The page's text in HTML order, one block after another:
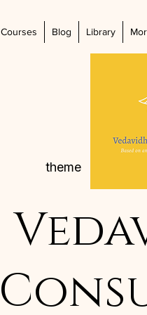
Courses Blog Library
theme